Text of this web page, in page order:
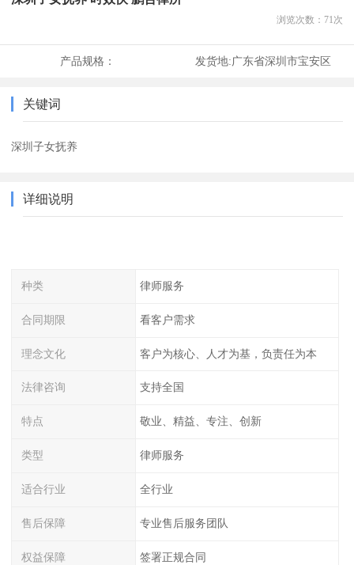
浏览次数： 71次
产品规格： 发货地:广东省深圳市宝安区
关键词
深圳子女抚养
详细说明
种类 律师服务
合同期限 看客户需求
理念文化 客户为核心、人才为基，负责任为本
法律咨询 支持全国
特点 敬业、精益、专注、创新
类型 律师服务
适合行业 全行业
售后保障 专业售后服务团队
权益保障 签署正规合同